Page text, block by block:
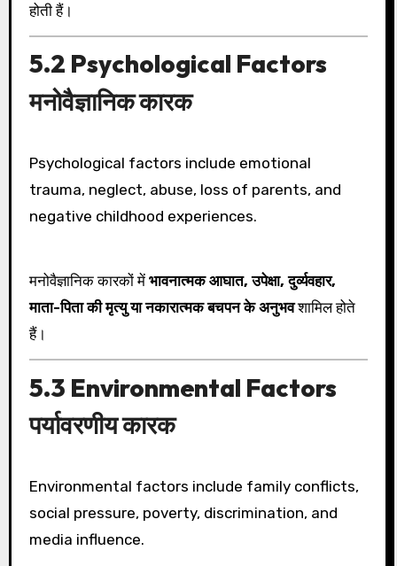
होती हैं।
5.2 Psychological Factors
मनोवैज्ञानिक कारक
Psychological factors include emotional
trauma, neglect, abuse, loss of parents, and
negative childhood experiences.
मनोवैज्ञानिक कारकों में भावनात्मक आघात, उपेक्षा, दुर्व्यवहार,
माता-पिता की मृत्यु या नकारात्मक बचपन के अनुभवशामिल होते
हैं।
5.3 Environmental Factors
पर्यावरणीय कारक
Environmental factors include family conflicts,
social pressure, poverty, discrimination, and
media influence.